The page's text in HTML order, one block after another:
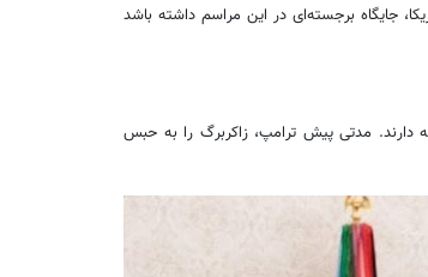
جایگاه برجسته‌ای در این مراسم داشته باشد
دارند. مدتی پیش ترامپ، زاکربرگ را به حبس